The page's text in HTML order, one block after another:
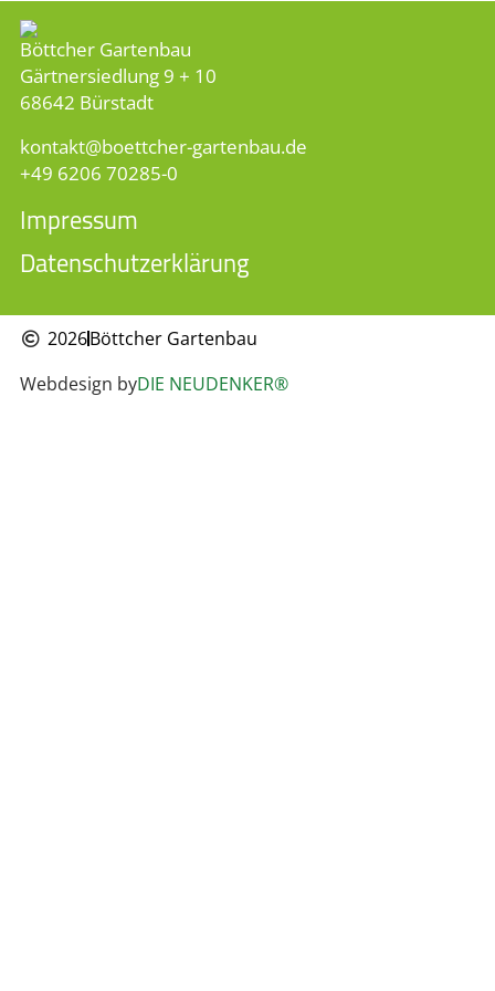
Böttcher Gartenbau
Gärtnersiedlung 9 + 10
68642 Bürstadt
kontakt
​boettcher-gartenbau.de
+49 6206 70285-0
Impressum
Datenschutzerklärung
2026Böttcher Gartenbau
Webdesign byDIE NEUDENKER®